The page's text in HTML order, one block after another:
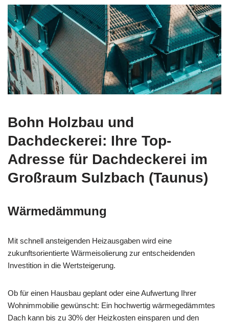
Bohn Holzbau und
Dachdeckerei: Ihre Top-
Adresse für Dachdeckerei im
Großraum Sulzbach (Taunus)
Wärmedämmung
Mit schnell ansteigenden Heizausgaben wird eine
zukunftsorientierte Wärmeisolierung zur entscheidenden
Investition in die Wertsteigerung.
Ob für einen Hausbau geplant oder eine Aufwertung Ihrer
Wohnimmobilie gewünscht: Ein hochwertig wärmegedämmtes
Dach kann bis zu 30% der Heizkosten einsparen und den